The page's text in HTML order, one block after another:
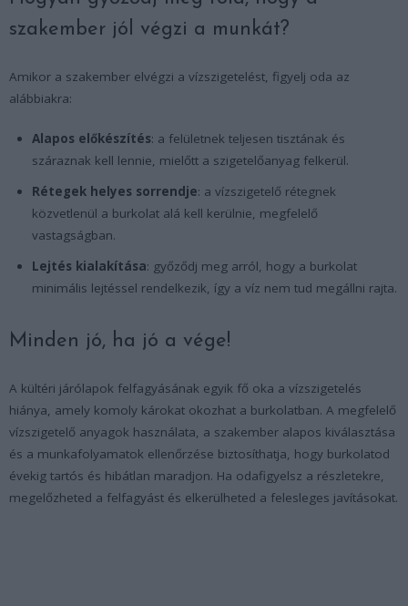
szakember jól végzi a munkát?
Amikor a szakember elvégzi a vízszigetelést, figyelj oda az
alábbiakra:
Alapos előkészítés: a felületnek teljesen tisztának és
száraznak kell lennie, mielőtt a szigetelőanyag felkerül.
Rétegek helyes sorrendje: a vízszigetelő rétegnek
közvetlenül a burkolat alá kell kerülnie, megfelelő
vastagságban.
Lejtés kialakítása: győződj meg arról, hogy a burkolat
minimális lejtéssel rendelkezik, így a víz nem tud megállni rajta.
Minden jó, ha jó a vége!
A kültéri járólapok felfagyásának egyik fő oka a vízszigetelés
hiánya, amely komoly károkat okozhat a burkolatban. A megfelelő
vízszigetelő anyagok használata, a szakember alapos kiválasztása
és a munkafolyamatok ellenőrzése biztosíthatja, hogy burkolatod
évekig tartós és hibátlan maradjon. Ha odafigyelsz a részletekre,
megelőzheted a felfagyást és elkerülheted a felesleges javításokat.